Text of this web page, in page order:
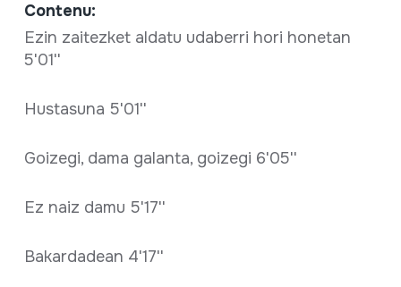
Contenu:
Ezin zaitezket aldatu udaberri hori honetan
5'01''
Hustasuna 5'01''
Goizegi, dama galanta, goizegi 6'05''
Ez naiz damu 5'17''
Bakardadean 4'17''